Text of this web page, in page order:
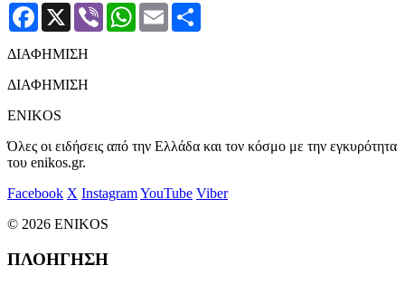
Facebook
X Viber WhatsApp
Email
ΔΙΑΦΗΜΙΣΗ
ΔΙΑΦΗΜΙΣΗ
ENIKOS
Όλες οι ειδήσεις από την Ελλάδα και τον κόσμο με την εγκυρότητα
του enikos.gr.
Facebook X InstagramYouTube Viber
© 2026 ENIKOS
ΠΛΟΗΓΗΣΗ